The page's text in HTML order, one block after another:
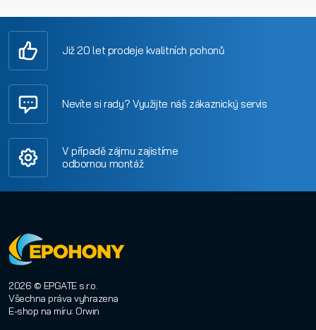
Již 20 let prodeje kvalitních pohonů
Nevíte si rady? Využijte náš zákaznický servis
V případě zájmu zajistíme
odbornou montáž
2026 © EPGATE s.r.o.
Všechna práva vyhrazena
E-shop na míru: Orwin